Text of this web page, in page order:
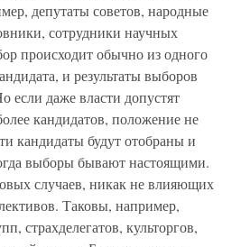
депутаты советов, народные
сотрудники научных
происходит обычно из одного
и результаты выборов
если даже власти допустят
кандидатов, положение не
кандидаты будут отобраны и
выборы бывают настоящими.
случаев, никак не влияющих
Таковы, например,
страхделегатов, культоргов,